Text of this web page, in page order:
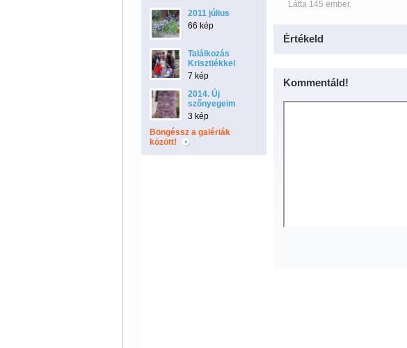
2011 július
66 kép
Találkozás
Krisztiékkel
7 kép
2014. Új
szőnyegeim
3 kép
Böngéssz a galériák
között!
Látta 145 ember.
Értékeld
Kommentáld!